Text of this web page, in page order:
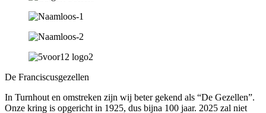
De Franciscusgezellen
In Turnhout en omstreken zijn wij beter gekend als “De Gezellen”.
Onze kring is opgericht in 1925, dus bijna 100 jaar. 2025 zal niet